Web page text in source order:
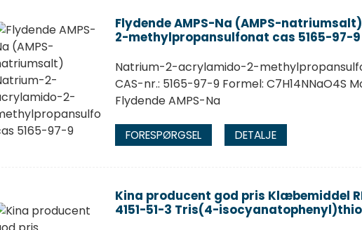
Flydende AMPS-Na (AMPS-
2-methylpropansulfonat cas 5165-97-9
Natrium-2-acrylamido-2-
CAS-nr.: 5165-97-9 Formel: C7H14NNaO4S
Flydende AMPS-Na
FORESPØRGSEL DETALJE
Kina producent god pris Klæbemiddel
4151-51-3 Tris(4-